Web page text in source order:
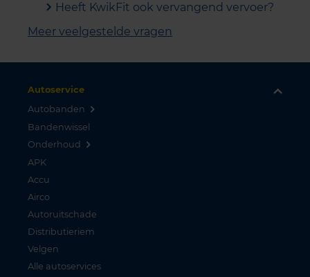
Heeft KwikFit ook vervangend vervoer?
Meer veelgestelde vragen
Autoservice
Autobanden
Bandenwissel
Onderhoud
APK
Accu
Airco
Autoruitschade
Distributieriem
Velgen
Alle autoservices